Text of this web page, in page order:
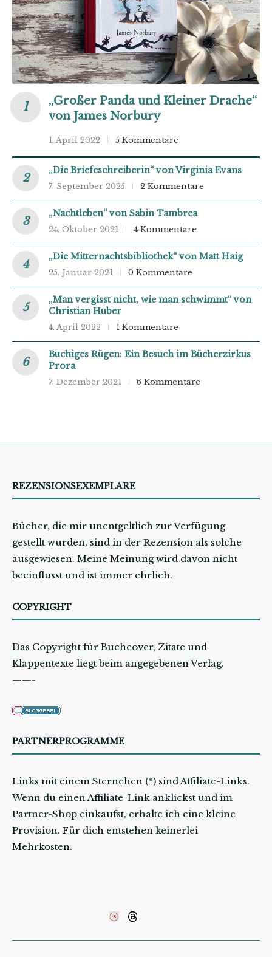
„Großer Panda und Kleiner Drache“
von James Norbury
1. April 2022 5 Kommentare
„Die Briefeschreiberin“ von Virginia Evans
7. September 2025 2 Kommentare
„Nachtleben“ von Sabin Tambrea
24. Oktober 2021 4 Kommentare
„Die Mitternachtsbibliothek“ von Matt Haig
25. Januar 2021 0 Kommentare
„Man vergisst nicht, wie man schwimmt“ von
Christian Huber
4. April 2022 1 Kommentare
Buchiges Rügen: Ein Besuch im Bücherzirkus
Prora
7. Dezember 2021 6 Kommentare
REZENSIONSEXEMPLARE
Bücher, die mir unentgeltlich zur Verfügung
gestellt wurden, sind in der Rezension als solche
ausgewiesen. Meine Meinung wird davon nicht
beeinflusst und ist immer ehrlich.
COPYRIGHT
Das Copyright für Buchcover, Zitate und
Klappentexte liegt beim angegebenen Verlag.
——-
PARTNERPROGRAMME
Links mit einem Sternchen (*) sind Affiliate-Links.
Wenn du einen Affiliate-Link anklickst und im
Partner-Shop einkaufst, erhalte ich eine kleine
Provision. Für dich entstehen keinerlei
Mehrkosten.